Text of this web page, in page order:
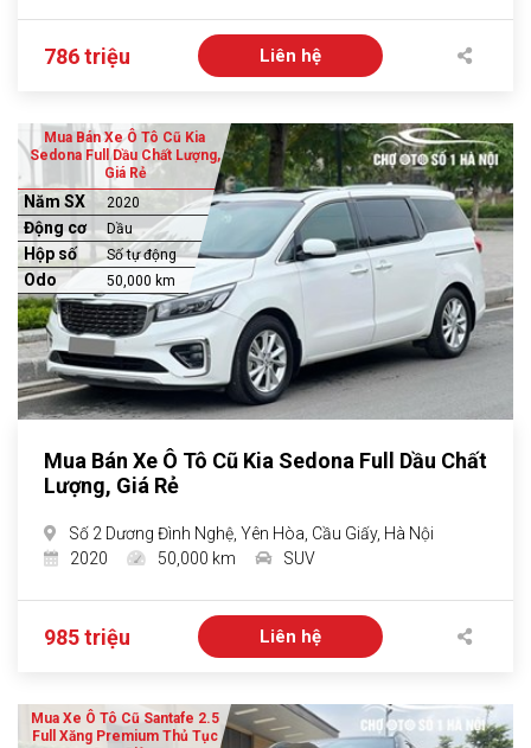
786 triệu Liên hệ
Mua Bán Xe Ô Tô Cũ Kia
Sedona Full Dầu Chất Lượng,
Giá Rẻ
Năm SX 2020
Động cơ Dầu
Hộp số Số tự động
Odo 50,000 km
Mua Bán Xe Ô Tô Cũ Kia Sedona Full Dầu Chất
Lượng, Giá Rẻ
Số 2 Dương Đình Nghệ, Yên Hòa, Cầu Giấy, Hà Nội
2020
50,000 km SUV
985 triệu Liên hệ
Mua Xe Ô Tô Cũ Santafe 2.5
Full Xăng Premium Thủ Tục